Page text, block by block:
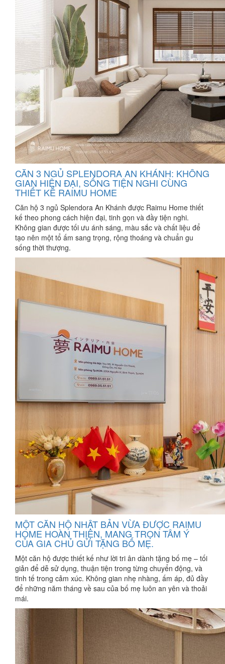
CĂN 3 NGỦ SPLENDORA AN KHÁNH: KHÔNG
GIAN HIỆN ĐẠI, SỐNG TIỆN NGHI CÙNG
THIẾT KẾ RAIMU HOME
Căn hộ 3 ngủ Splendora An Khánh được Raimu Home thiết
kế theo phong cách hiện đại, tinh gọn và đầy tiện nghi.
Không gian được tối ưu ánh sáng, màu sắc và chất liệu để
tạo nên một tổ ấm sang trọng, rộng thoáng và chuẩn gu
sống thời thượng.
MỘT CĂN HỘ NHẬT BẢN VỪA ĐƯỢC RAIMU
HOME HOÀN THIỆN, MANG TRỌN TÂM Ý
CỦA GIA CHỦ GỬI TẶNG BỐ MẸ.
Một căn hộ được thiết kế như lời tri ân dành tặng bố mẹ – tối
giản để dễ sử dụng, thuận tiện trong từng chuyển động, và
tinh tế trong cảm xúc. Không gian nhẹ nhàng, ấm áp, đủ đầy
để những năm tháng về sau của bố mẹ luôn an yên và thoải
mái.